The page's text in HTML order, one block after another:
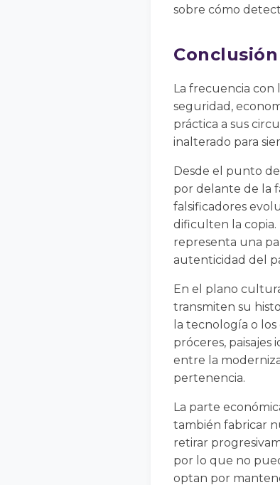
sobre cómo
Conclusión
La frecuencia
seguridad,
práctica a sus
inalterado para
Desde el punto
por delante de la
falsificadores
dificulten la copia.
representa una
autenticidad del
En el plano
transmiten su
la tecnología o
próceres, paisajes
entre la
pertenencia.
La parte
también fabricar
retirar
por lo que no
optan por